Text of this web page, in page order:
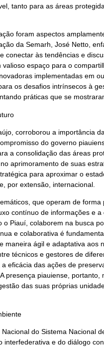
tanto para as áreas
foram aspectos
da Semarh, José Netto,
conectar às tendências e
espaço para o
implementadas em
os desafios intrínsecos à
práticas que se
corroborou a importância
do governo
a consolidação das áreas
aprimoramento de suas
para aproximar o
por extensão, internacional.
que operam de
contínuo de informações e
o Piauí, colaborem na busca
e colaborativa é
maneira ágil e adaptativa aos
técnicos e gestores de
eficácia das ações de
presença piauiense,
das suas próprias
do Sistema Nacional
interfederativa e do diálogo